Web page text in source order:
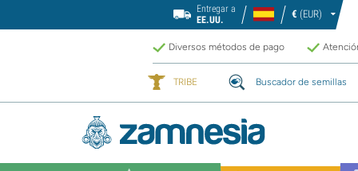
Entregar a
EE.UU.
€ (EUR)
Diversos métodos de pago
TRIBE Buscador de semillas